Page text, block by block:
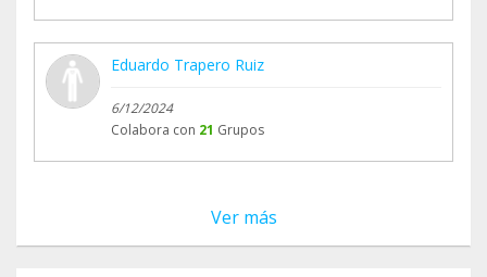
Eduardo Trapero Ruiz
6/12/2024
Colabora con 21 Grupos
Ver más